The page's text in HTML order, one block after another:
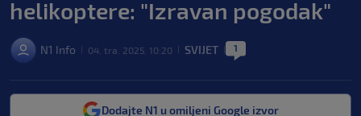
helikoptere: "Izravan pogodak"
N1 Info 04. tra. 2025. 10:20 SVIJET 1
Dodajte N1 u omiljeni Google izvor